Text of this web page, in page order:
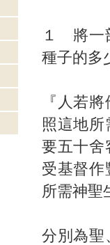
１ 將一
種子的多
『人若
照這地
要五十舍
受基督作
所需神聖
分別為聖